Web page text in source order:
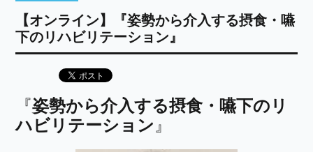
【オンライン】『姿勢から介入する摂食・嚥
下のリハビリテーション』
『姿勢から介入する摂食・嚥下のリ
ハビリテーション 』